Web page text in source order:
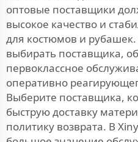
оптовые поставщики
высокое качество и
для костюмов и рубашек.
выбирать поставщика,
первоклассное
оперативно
Выберите поставщика,
быструю доставку
политику возврата. В